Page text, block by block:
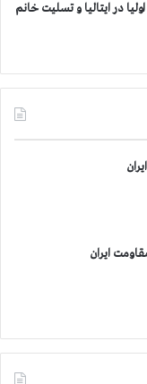
در ایتالیا و تسلیت خانم
ایران